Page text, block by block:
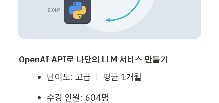
OpenAI API로 나만의 LLM 서비스 만들기
난이도: 고급 ｜ 평균 1개월
수강 인원: 604명